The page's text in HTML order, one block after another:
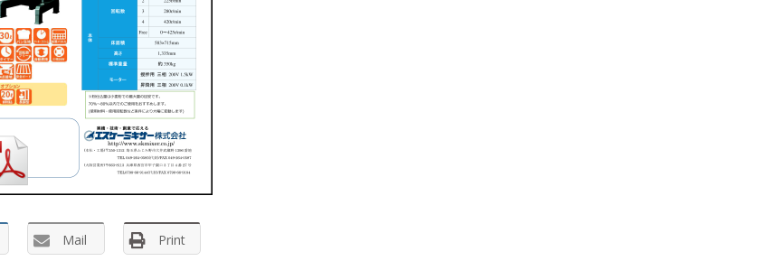
Mail Print